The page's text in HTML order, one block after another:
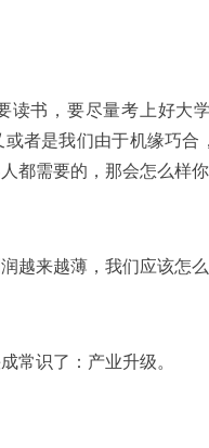
读书，要尽量考上好大
者是我们由于机缘巧
都需要的，那会怎么样
越来越薄，我们应该怎
常识了：产业升级。